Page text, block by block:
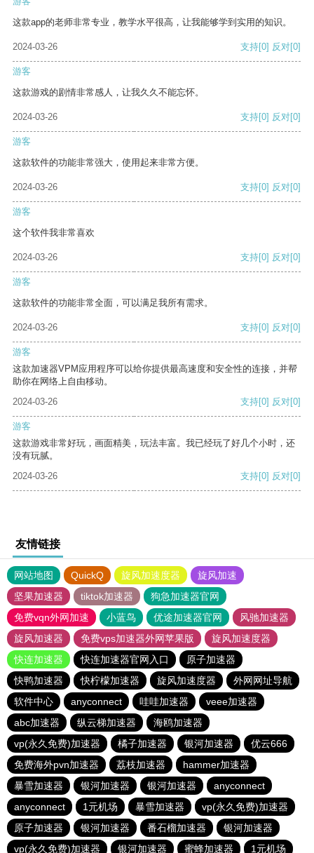
这款app的老师非常专业，教学水平很高，让我能够学到实用的知识。
2024-03-26 支持[0] 反对[0]
游客
这款游戏的剧情非常感人，让我久久不能忘怀。
2024-03-26 支持[0] 反对[0]
游客
这款软件的功能非常强大，使用起来非常方便。
2024-03-26 支持[0] 反对[0]
游客
这个软件我非常喜欢
2024-03-26 支持[0] 反对[0]
游客
这款软件的功能非常全面，可以满足我所有需求。
2024-03-26 支持[0] 反对[0]
游客
这款加速器VPM应用程序可以给你提供最高速度和安全性的连接，并帮
助你在网络上自由移动。
2024-03-26
支持[0] 反对[0]
游客
这款游戏非常好玩，画面精美，玩法丰富。我已经玩了好几个小时，还
没有玩腻。
2024-03-26
支持[0] 反对[0]
友情链接
网站地图 QuickQ 旋风加速度器
旋风加速
坚果加速器
tiktok加速器
狗急加速器官网
免费vqn外网加速
小蓝鸟 优途加速器官网
风驰加速器
旋风加速器
免费vps加速器外网苹果版
旋风加速度器
快连加速器
快连加速器官网入口
原子加速器
快鸭加速器
快柠檬加速器 旋风加速度器
外网网址导航
软件中心
anyconnect 哇哇加速器
veee加速器
abc加速器
纵云梯加速器
海鸥加速器
vp(永久免费)加速器
橘子加速器 银河加速器
优云666
免费海外pvn加速器
荔枝加速器
hammer加速器
暴雪加速器
银河加速器 银河加速器
anyconnect
anyconnect
1元机场 暴雪加速器
vp(永久免费)加速器
原子加速器
银河加速器 番石榴加速器
银河加速器
vp(永久免费)加速器
银河加速器 蜜蜂加速器 1元机场